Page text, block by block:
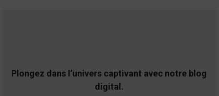
Plongez dans l’univers captivant avec notre blog
digital.